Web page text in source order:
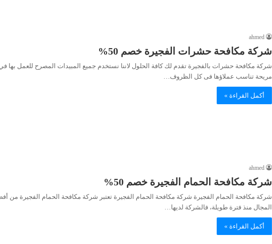
ahmed
شركة مكافحة حشرات الفجيرة خصم 50%
شركة مكافحة حشرات بالفجيرة تقدم لك كافة الحلول لاننا نستخدم جميع المبيدات المصرح للعمل
مريحة تناسب عملاؤها فى كل الظروف…
أكمل القراءة »
ahmed
شركة مكافحة الحمام الفجيرة خصم 50%
شركة مكافحة الحمام الفجيرة شركة مكافحة الحمام الفجيرة تعتبر شركة مكافحة الحمام الفجيرة من
المجال منذ فترة طويلة، فالشركة لديها…
أكمل القراءة »